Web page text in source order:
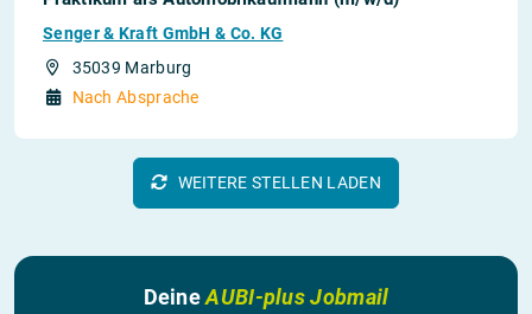
Senger & Kraft GmbH & Co. KG
35039 Marburg
Nach Absprache
WEITERE STELLEN LADEN
DeineAUBI-plus Jobmail